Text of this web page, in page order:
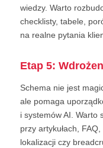
wiedzy. Warto
checklisty, tabele,
na realne pytania
Etap 5:
Schema nie jest
ale pomaga
i systemów AI. Warto
przy artykułach,
lokalizacji czy